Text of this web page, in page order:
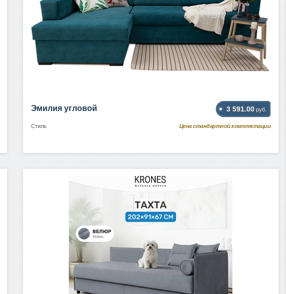
Эмилия угловой 3 591.00 руб.
Стиль Цена стандартной комплектации